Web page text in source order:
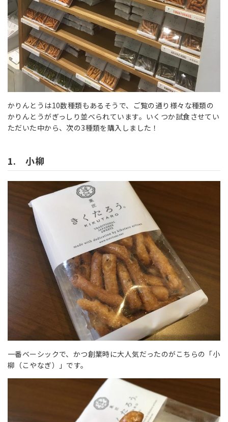
かりんとうは10数種類もあるそうで、ご覧の通り様々な種類の
かりんとうがぎっしり並べられています。いくつか試食させてい
ただいた中から、次の3種類を購入しました！
1. 小柳
一番ベーシックで、かつ創業時に大人気だったのがこちらの「小
柳（こやなぎ）」です。